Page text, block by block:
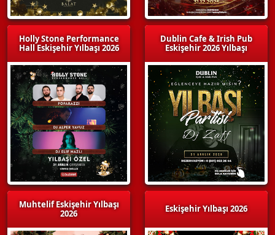
Holly Stone Performance
Hall Eskişehir Yılbaşı 2026
Muhtelif Eskişehir Yılbaşı
2026
Dublin Cafe & Irish Pub
Eskişehir 2026 Yılbaşı
Eskişehir Yılbaşı 2026